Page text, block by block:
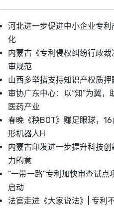
河北进一步促进中小企业专利
化
内蒙古《专利侵权纠纷行政裁
审规范
山西多举措支持知识产权质押
审协广东中心：以“知”为翼，
医药产业
春晚《秧BOT》赚足眼球，16
形机器人H
内蒙古印发进一步提升科技创
力的意
“一带一路”专利加快审查试点
启动
法官走进《大家说法》| ​专利